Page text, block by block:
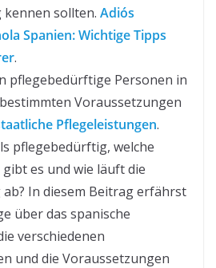
sollten. Adiós
Spanien: Wichtige Tipps
.
pflegebedürftige Personen in
Voraussetzungen
Pflegeleistungen.
pflegebedürftig, welche
es und wie läuft die
In diesem Beitrag erfährst
über das spanische
verschiedenen
und die Voraussetzungen